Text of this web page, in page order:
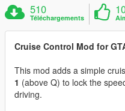
510
Téléchargements
Cruise Control Mod for
This mod adds a simple
1 (above Q) to lock the
driving.